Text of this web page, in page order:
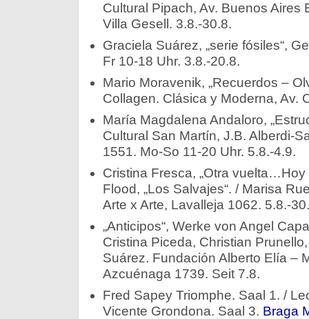
Cultural Pipach, Av. Buenos Aires
Villa Gesell. 3.8.-30.8.
Graciela Suárez, „serie fósiles“,
Fr 10-18 Uhr. 3.8.-20.8.
Mario Moravenik, „Recuerdos –
Collagen. Clásica y Moderna, Av.
María Magdalena Andaloro,
Cultural San Martín, J.B. Alberdi-
1551. Mo-So 11-20 Uhr. 5.8.-4.9.
Cristina Fresca, „Otra vuelta…Hoy
Flood, „Los Salvajes“. / Marisa
Arte x Arte, Lavalleja 1062. 5.8.-
„Anticipos“, Werke von Angel
Cristina Piceda, Christian
Suárez. Fundación Alberto Elía –
Azcuénaga 1739. Seit 7.8.
Fred Sapey Triomphe. Saal 1. /
Vicente Grondona. Saal 3. Braga